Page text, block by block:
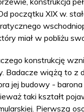
początku XIX w.
miał w pobliżu
konstrukcję
Badacze wiążą to z
jej budowy - barona
taki kształt
Pierwszą